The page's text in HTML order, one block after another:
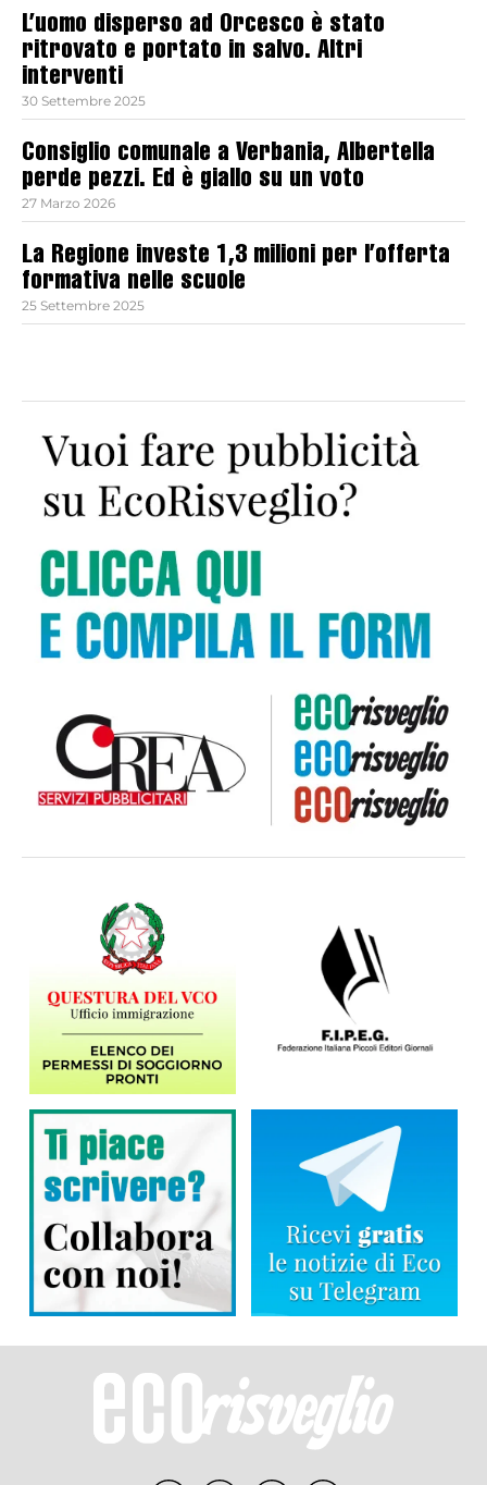
L’uomo disperso ad Orcesco è stato
ritrovato e portato in salvo. Altri
interventi
30 Settembre 2025
Consiglio comunale a Verbania, Albertella
perde pezzi. Ed è giallo su un voto
27 Marzo 2026
La Regione investe 1,3 milioni per l’offerta
formativa nelle scuole
25 Settembre 2025